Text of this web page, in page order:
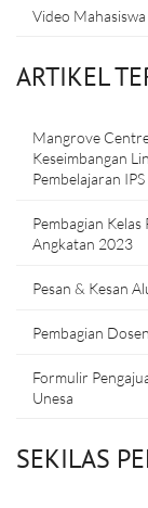
Video Mahasiswa
ARTIKEL
Mangrove
Keseimbangan
Pembelajaran IPS
Pembagian
Angkatan 2023
Pesan & Kesan
Pembagian
Formulir
Unesa
SEKILAS